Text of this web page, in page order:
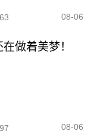
08-06
做着美梦！
08-06